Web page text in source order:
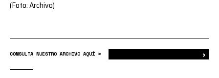
(Foto: Archivo)
CONSULTA NUESTRO ARCHIVO AQUÍ > ›